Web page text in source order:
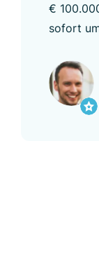
€
sofort